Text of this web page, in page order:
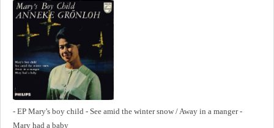
- EP Mary's boy child - See amid the winter snow / Away in a manger -
Mary had a baby